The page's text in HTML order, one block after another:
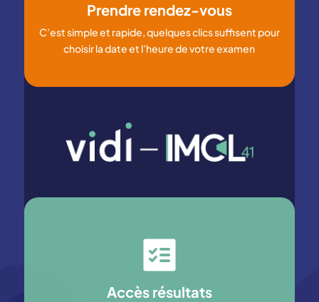
Prendre rendez-vous
C’est simple et rapide, quelques clics suffisent pour
choisir la date et l’heure de votre examen
Accès résultats